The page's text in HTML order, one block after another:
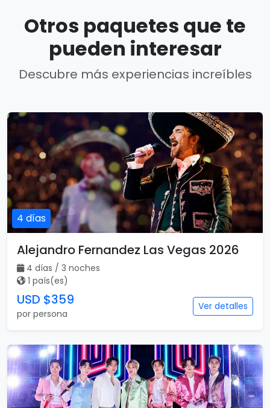
Otros paquetes que te
pueden interesar
Descubre más experiencias increíbles
4 días
Alejandro Fernandez Las Vegas 2026
4 días / 3 noches
1 país(es)
USD $359
por persona
Ver detalles